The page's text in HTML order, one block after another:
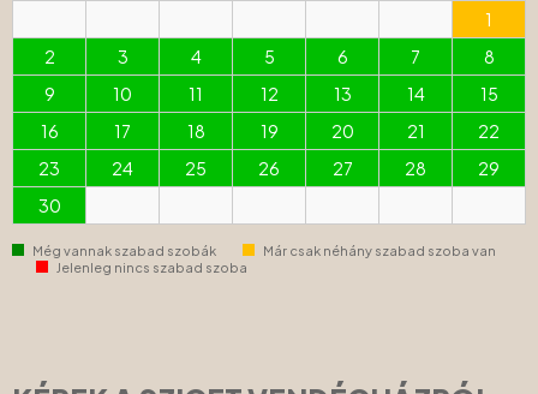
1
2
3 4 5 6 7
8
9
10 11 12 13 14
15
16
17 18 19 20 21
22
23
24 25 26 27 28
29
30
Még vannak szabad szobák
Már csak néhány szabad szoba van
Jelenleg nincs szabad szoba